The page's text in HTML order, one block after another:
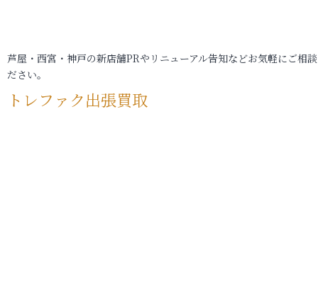
芦屋・西宮・神戸の新店舗PRやリニューアル告知などお気軽にご相
ださい。
トレファク出張買取